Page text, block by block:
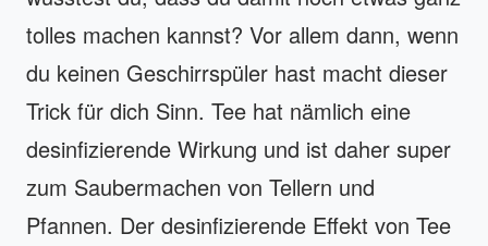
tolles machen kannst? Vor allem dann, wenn
du keinen Geschirrspüler hast macht dieser
Trick für dich Sinn. Tee hat nämlich eine
desinfizierende Wirkung und ist daher super
zum Saubermachen von Tellern und
Pfannen. Der desinfizierende Effekt von Tee